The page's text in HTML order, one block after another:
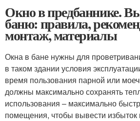
Окно в предбаннике.
баню: правила,
монтаж, материалы
Окна в бане нужны для
в таком здании условия
время пользования парной или
должны максимально сохранять
использования – максимально
помещения, чтобы вывести избыток